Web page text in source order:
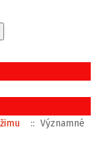
:: Významné